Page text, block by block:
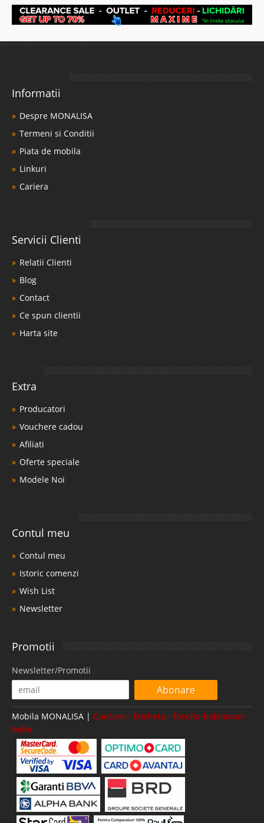
Informatii
Despre MONALISA
Termeni si Conditii
Piata de mobila
Linkuri
Cariera
Servicii Clienti
Relatii Clienti
Blog
Contact
Ce spun clientii
Harta site
Extra
Producatori
Vouchere cadou
Afiliati
Oferte speciale
Modele Noi
Contul meu
Contul meu
Istoric comenzi
Wish List
Newsletter
Promotii
Newsletter/Promotii
Abonare
Mobila MONALISA | Cautare - Eticheta - fotoliu-balansoar-
bebe